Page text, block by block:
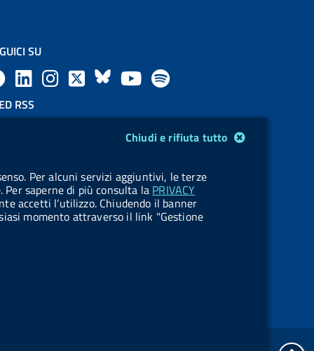
Chiudi e rifiuta tutto
Per alcuni servizi aggiuntivi, le terze
saperne di più consulta la PRIVACY
accetti l’utilizzo. Chiudendo il banner
momento attraverso il link "Gestione
SU
F
a
b
o
L
e
d
l
.
X
B
s
k
Y
u
u
b
l
b
l
.
RSS
e
d
cookie